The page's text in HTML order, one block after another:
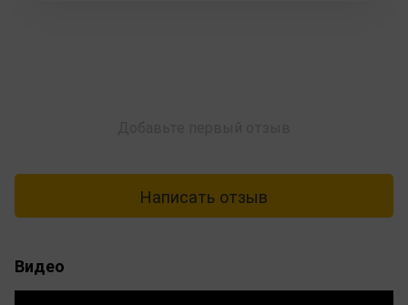
Написать отзыв
Видео